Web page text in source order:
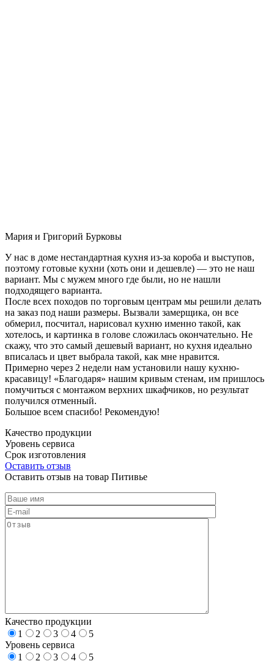
Мария и Григорий Бурковы
У нас в доме нестандартная кухня из-за короба и выступов,
поэтому готовые кухни (хоть они и дешевле) — это не наш
вариант. Мы с мужем много где были, но не нашли
подходящего варианта.
После всех походов по торговым центрам мы решили делать
на заказ под наши размеры. Вызвали замерщика, он все
обмерил, посчитал, нарисовал кухню именно такой, как
хотелось, и картинка в голове сложилась окончательно. Не
скажу, что это самый дешевый вариант, но кухня идеально
вписалась и цвет выбрала такой, как мне нравится.
Примерно через 2 недели нам установили нашу кухню-
красавицу! «Благодаря» нашим кривым стенам, им пришлось
помучиться с монтажом верхних шкафчиков, но результат
получился отменный.
Большое всем спасибо! Рекомендую!
Качество продукции
Уровень сервиса
Срок изготовления
Оставить отзыв
Оставить отзыв на товар Питивье
Качество продукции
1
2 3 4
5
Уровень сервиса
1
2 3 4 5